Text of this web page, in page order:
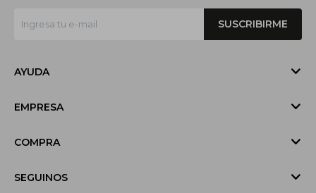
SUSCRIBIRME
AYUDA
EMPRESA
COMPRA
SEGUINOS